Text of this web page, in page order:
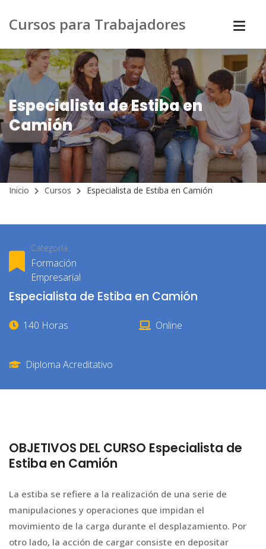
Cursos para Trabajadores
Especialista de Estiba en
Camión
Inicio Cursos Especialista de Estiba en Camión
Categoría
Formación
Empresarial
Especialista de Estiba en Camión
140 Horas Online
Diploma Acreditativo
OBJETIVOS DEL CURSO Especialista de
Estiba en Camión
La estiba se refiere a la realización de una serie de
manipulaciones y operaciones que impidan el
movimiento de la carga durante el desplazamiento. Por
otro lado, la acción de cargar consiste en depositar